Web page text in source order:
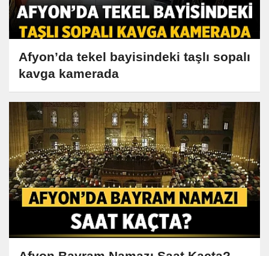
Afyon’da tekel bayisindeki taşlı sopalı
kavga kamerada